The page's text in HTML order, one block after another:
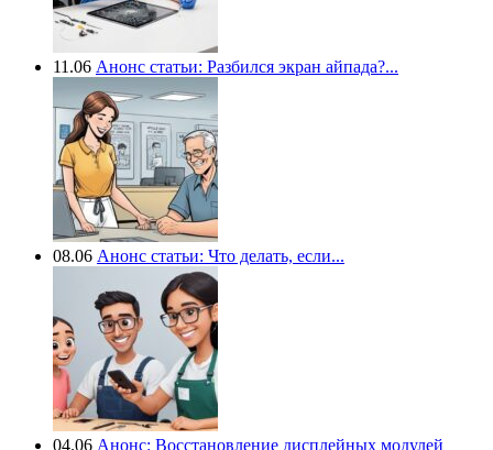
11.06 Анонс статьи: Разбился экран айпада?...
08.06 Анонс статьи: Что делать, если...
04.06 Анонс: Восстановление дисплейных модулей